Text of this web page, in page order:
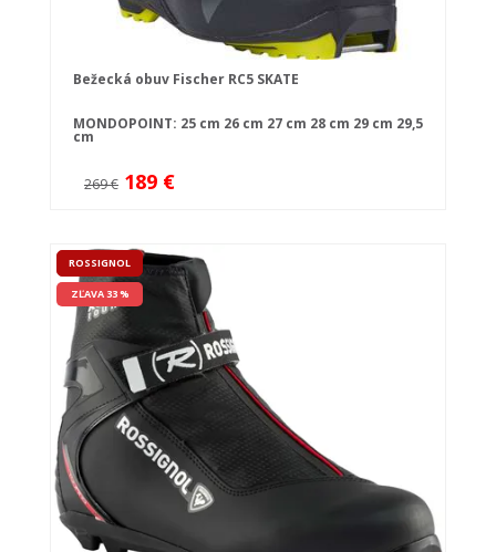
Bežecká obuv Fischer RC5 SKATE
MONDOPOINT: 25 cm 26 cm 27 cm 28 cm 29 cm 29,5
cm
269 € 189 €
ROSSIGNOL
ZĽAVA 33 %